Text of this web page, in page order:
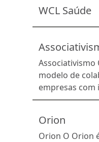
associativismo.
WCL Saúde
Associativismo
modelo de
empresas com
Juntos, os
operacionais,
negócio,
Orion
Orion O Orion